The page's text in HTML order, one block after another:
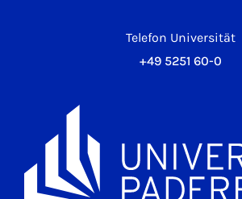
Telefon Universität
+49 5251 60-0